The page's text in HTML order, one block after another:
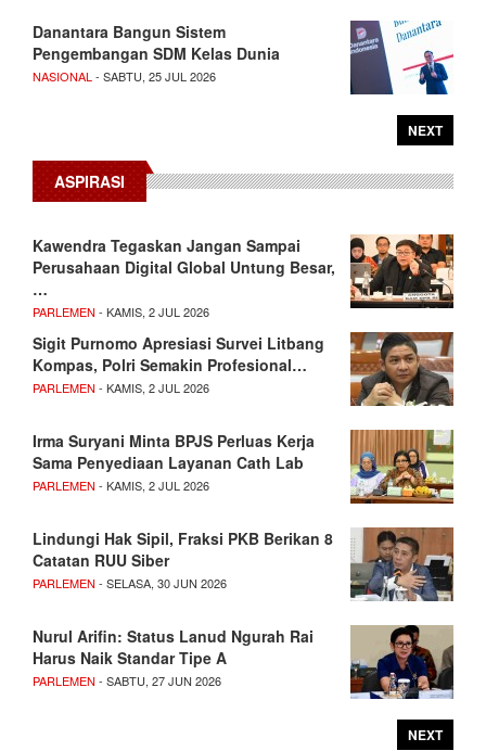
Danantara Bangun Sistem
Pengembangan SDM Kelas Dunia
NASIONAL - SABTU, 25 JUL 2026
NEXT
ASPIRASI
Kawendra Tegaskan Jangan Sampai
Perusahaan Digital Global Untung Besar,
…
PARLEMEN - KAMIS, 2 JUL 2026
Sigit Purnomo Apresiasi Survei Litbang
Kompas, Polri Semakin Profesional…
PARLEMEN - KAMIS, 2 JUL 2026
Irma Suryani Minta BPJS Perluas Kerja
Sama Penyediaan Layanan Cath Lab
PARLEMEN - KAMIS, 2 JUL 2026
Lindungi Hak Sipil, Fraksi PKB Berikan 8
Catatan RUU Siber
PARLEMEN - SELASA, 30 JUN 2026
Nurul Arifin: Status Lanud Ngurah Rai
Harus Naik Standar Tipe A
PARLEMEN - SABTU, 27 JUN 2026
NEXT